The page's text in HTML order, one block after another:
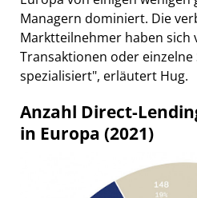
Managern dominiert. Die
Marktteilnehmer haben sich
Transaktionen oder
spezialisiert", erläutert Hug.
Anzahl Direct-
in Europa (2021)